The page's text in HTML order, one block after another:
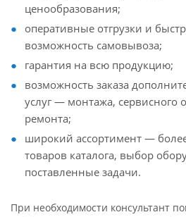
ценообразования;
оперативные отгрузки и
возможность самовывоза;
гарантия на всю продукцию;
возможность заказа
услуг — монтажа, сервисного
ремонта;
широкий ассортимент —
товаров каталога, выбор
поставленные задачи.
При необходимости консультант